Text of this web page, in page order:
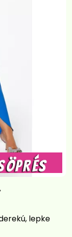
lepke